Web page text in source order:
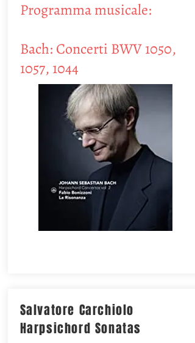
Programma musicale:
Bach: Concerti BWV 1050,
1057, 1044
Salvatore Carchiolo
Harpsichord Sonatas